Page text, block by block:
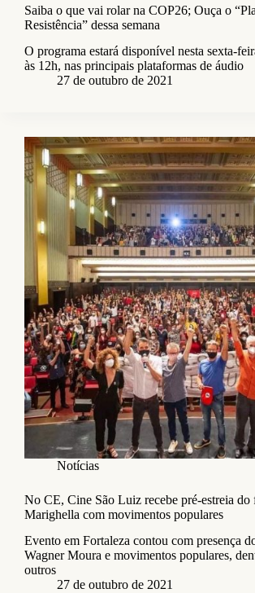
Saiba o que vai rolar na COP26; Ouça o
Resistência” dessa semana
O programa estará disponível nesta sexta-
às 12h, nas principais plataformas de áudio
27 de outubro de 2021
Notícias
No CE, Cine São Luiz recebe pré-estreia do
Marighella com movimentos populares
Evento em Fortaleza contou com presença
Wagner Moura e movimentos populares,
outros
27 de outubro de 2021